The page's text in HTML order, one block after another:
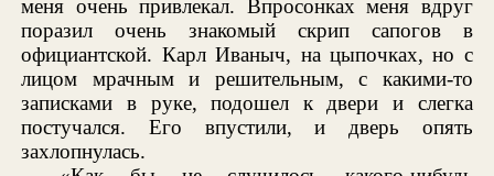
меня очень привлекал. Впросонках меня вдруг
поразил очень знакомый скрип сапогов в
официантской. Карл Иваныч, на цыпочках, но с
лицом мрачным и решительным, с какими-то
записками в руке, подошел к двери и слегка
постучался. Его впустили, и дверь опять
захлопнулась.